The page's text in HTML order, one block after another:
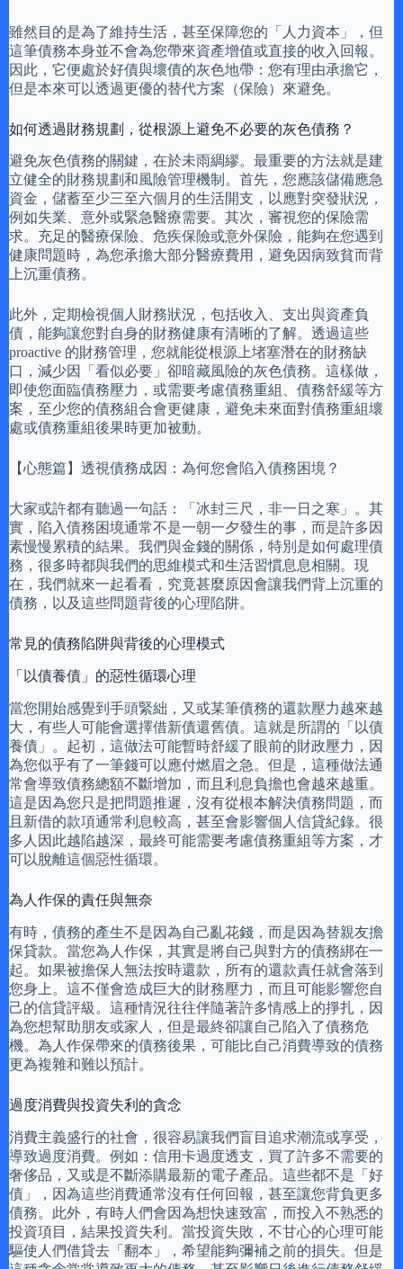
雖然目的是為了維持生活，甚至保障您的「人力資本」，但
這筆債務本身並不會為您帶來資產增值或直接的收入回報。
因此，它便處於好債與壞債的灰色地帶：您有理由承擔它，
但是本來可以透過更優的替代方案（保險）來避免。
如何透過財務規劃，從根源上避免不必要的灰色債務？
避免灰色債務的關鍵，在於未雨綢繆。最重要的方法就是建
立健全的財務規劃和風險管理機制。首先，您應該儲備應急
資金，儲蓄至少三至六個月的生活開支，以應對突發狀況，
例如失業、意外或緊急醫療需要。其次，審視您的保險需
求。充足的醫療保險、危疾保險或意外保險，能夠在您遇到
健康問題時，為您承擔大部分醫療費用，避免因病致貧而背
上沉重債務。
此外，定期檢視個人財務狀況，包括收入、支出與資產負
債，能夠讓您對自身的財務健康有清晰的了解。透過這些
proactive 的財務管理，您就能從根源上堵塞潛在的財務缺
口，減少因「看似必要」卻暗藏風險的灰色債務。這樣做，
即使您面臨債務壓力，或需要考慮債務重組、債務舒緩等方
案，至少您的債務組合會更健康，避免未來面對債務重組壞
處或債務重組後果時更加被動。
【心態篇】透視債務成因：為何您會陷入債務困境？
大家或許都有聽過一句話：「冰封三尺，非一日之寒」。其
實，陷入債務困境通常不是一朝一夕發生的事，而是許多因
素慢慢累積的結果。我們與金錢的關係，特別是如何處理債
務，很多時都與我們的思維模式和生活習慣息息相關。現
在，我們就來一起看看，究竟甚麼原因會讓我們背上沉重的
債務，以及這些問題背後的心理陷阱。
常見的債務陷阱與背後的心理模式
「以債養債」的惡性循環心理
當您開始感覺到手頭緊絀，又或某筆債務的還款壓力越來越
大，有些人可能會選擇借新債還舊債。這就是所謂的「以債
養債」。起初，這做法可能暫時舒緩了眼前的財政壓力，因
為您似乎有了一筆錢可以應付燃眉之急。但是，這種做法通
常會導致債務總額不斷增加，而且利息負擔也會越來越重。
這是因為您只是把問題推遲，沒有從根本解決債務問題，而
且新借的款項通常利息較高，甚至會影響個人信貸紀錄。很
多人因此越陷越深，最終可能需要考慮債務重組等方案，才
可以脫離這個惡性循環。
為人作保的責任與無奈
有時，債務的產生不是因為自己亂花錢，而是因為替親友擔
保貸款。當您為人作保，其實是將自己與對方的債務綁在一
起。如果被擔保人無法按時還款，所有的還款責任就會落到
您身上。這不僅會造成巨大的財務壓力，而且可能影響您自
己的信貸評級。這種情況往往伴隨著許多情感上的掙扎，因
為您想幫助朋友或家人，但是最終卻讓自己陷入了債務危
機。為人作保帶來的債務後果，可能比自己消費導致的債務
更為複雜和難以預計。
過度消費與投資失利的貪念
消費主義盛行的社會，很容易讓我們盲目追求潮流或享受，
導致過度消費。例如：信用卡過度透支，買了許多不需要的
奢侈品，又或是不斷添購最新的電子產品。這些都不是「好
債」，因為這些消費通常沒有任何回報，甚至讓您背負更多
債務。此外，有時人們會因為想快速致富，而投入不熟悉的
投資項目，結果投資失利。當投資失敗，不甘心的心理可能
驅使人們借貸去「翻本」，希望能夠彌補之前的損失。但是